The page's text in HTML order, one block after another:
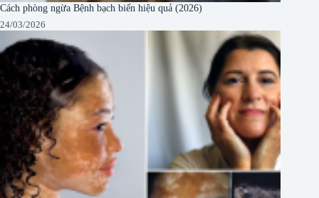
Cách phòng ngừa Bệnh bạch biến hiệu quả (2026)
24/03/2026